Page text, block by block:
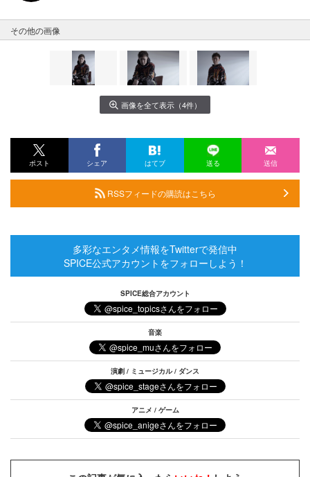
その他の画像
画像を全て表示（4件）
ポスト シェア はてブ 送る 送信
RSSフィードの購読はこちら
多彩なエンタメ情報をTwitterで発信中
SPICE公式アカウントをフォローしよう！
SPICE総合アカウント
音楽
演劇 / ミュージカル / ダンス
アニメ / ゲーム